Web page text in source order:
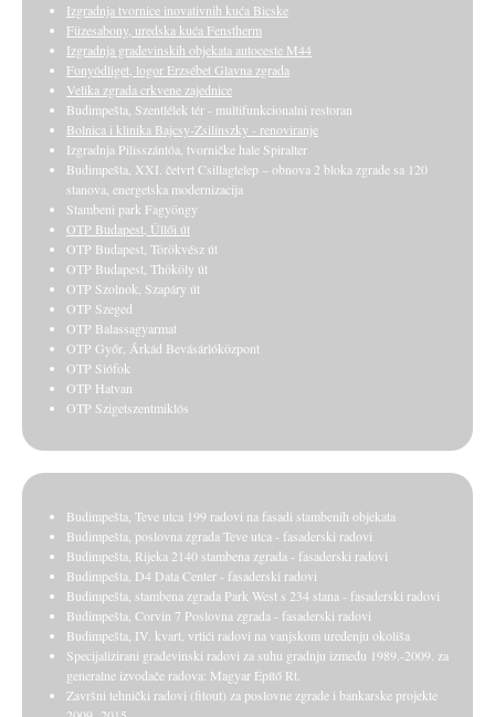
Izgradnja tvornice inovativnih kuća Bicske
Füzesabony, uredska kuća Fenstherm
Izgradnja građevinskih objekata autoceste M44
Fonyódliget, logor Erzsébet Glavna zgrada
Velika zgrada crkvene zajednice
Budimpešta, Szentlélek tér - multifunkcionalni restoran
Bolnica i klinika Bajcsy-Zsilinszky - renoviranje
Izgradnja Pilisszántóa, tvorničke hale Spiralter
Budimpešta, XXI. četvrt Csillagtelep – obnova 2 bloka zgrade sa 120
stanova, energetska modernizacija
Stambeni park Fagyöngy
OTP Budapest, Üllői út
OTP Budapest, Törökvész út
OTP Budapest, Thököly út
OTP Szolnok, Szapáry út
OTP Szeged
OTP Balassagyarmat
OTP Győr, Árkád Bevásárlóközpont
OTP Siófok
OTP Hatvan
OTP Szigetszentmiklós
Budimpešta, Teve utca 199 radovi na fasadi stambenih objekata
Budimpešta, poslovna zgrada Teve utca - fasaderski radovi
Budimpešta, Rijeka 2140 stambena zgrada - fasaderski radovi
Budimpešta, D4 Data Center - fasaderski radovi
Budimpešta, stambena zgrada Park West s 234 stana - fasaderski radovi
Budimpešta, Corvin 7 Poslovna zgrada - fasaderski radovi
Budimpešta, IV. kvart, vrtići radovi na vanjskom uređenju okoliša
Specijalizirani građevinski radovi za suhu gradnju između 1989.-2009. za
generalne izvođače radova: Magyar Építő Rt.
Završni tehnički radovi (fitout) za poslovne zgrade i bankarske projekte